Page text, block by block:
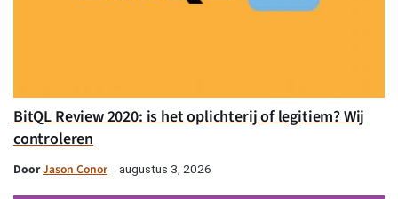
BitQL Review 2020: is het oplichterij of legitiem? Wij
controleren
DoorJason Conor augustus 3, 2026